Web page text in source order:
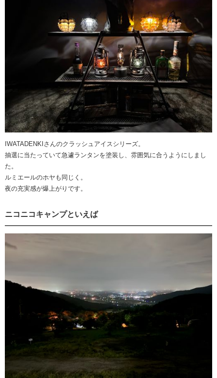
IWATADENKIさんのクラッシュアイスシリーズ。
抽選に当たっていて急遽ランタンを塗装し、雰囲気に合うようにしまし
た。
ルミエールのホヤも同じく。
夜の充実感が爆上がりです。
ニコニコキャンプといえば